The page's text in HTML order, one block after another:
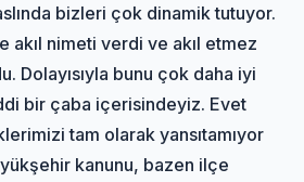
bizleri çok dinamik tutuyor.
akıl nimeti verdi ve akıl etmez
Dolayısıyla bunu çok daha iyi
bir çaba içerisindeyiz. Evet
tam olarak yansıtamıyor
kanunu, bazen ilçe